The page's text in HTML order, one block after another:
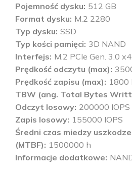
Pojemność dysku 512 GB
Format dysku M.2 2280
Typ dysku SSD
Typ kości pamięci 3D NAND
Interfejs M.2 PCIe Gen. 3.0
Prędkość odczytu (max)
Prędkość zapisu (max)
1800
TBW (ang. Total Bytes
Odczyt losowy 200000 IOPS
Zapis losowy 155000 IOPS
Średni czas miedzy
(MTBF)
1500000 h
Informacje dodatkowe